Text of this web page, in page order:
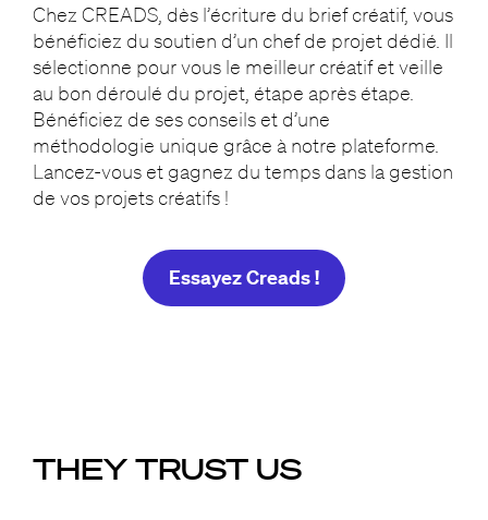
Chez CREADS, dès l’écriture du brief créatif, vous
bénéficiez du soutien d’un chef de projet dédié. Il
sélectionne pour vous le meilleur créatif et veille
au bon déroulé du projet, étape après étape.
Bénéficiez de ses conseils et d’une
méthodologie unique grâce à notre plateforme.
Lancez-vous et gagnez du temps dans la gestion
de vos projets créatifs !
Essayez Creads !
THEY TRUST US